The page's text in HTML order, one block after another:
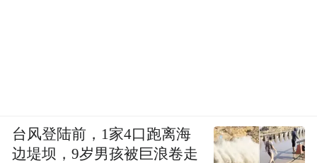
台风登陆前，1家4口跑离海
边堤坝，9岁男孩被巨浪卷走